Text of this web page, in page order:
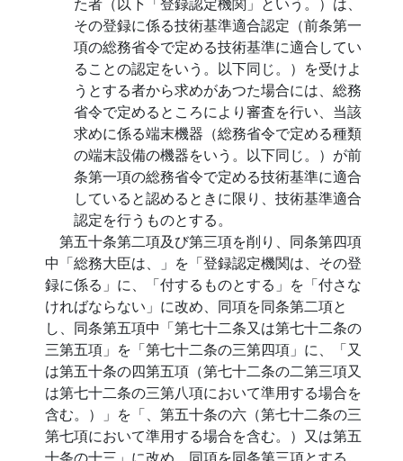
その登録に係る技術基準適合認定（前条第一
項の総務省令で定める技術基準に適合してい
ることの認定をいう。以下同じ。）を受けよ
うとする者から求めがあつた場合には、総務
省令で定めるところにより審査を行い、当該
求めに係る端末機器（総務省令で定める種類
の端末設備の機器をいう。以下同じ。）が前
条第一項の総務省令で定める技術基準に適合
していると認めるときに限り、技術基準適合
認定を行うものとする。
第五十条第二項及び第三項を削り、同条第四項
中「総務大臣は、」を「登録認定機関は、その登
録に係る」に、「付するものとする」を「付さな
ければならない」に改め、同項を同条第二項と
し、同条第五項中「第七十二条又は第七十二条の
三第五項」を「第七十二条の三第四項」に、「又
は第五十条の四第五項（第七十二条の二第三項又
は第七十二条の三第八項において準用する場合を
含む。）」を「、第五十条の六（第七十二条の三
第七項において準用する場合を含む。）又は第五